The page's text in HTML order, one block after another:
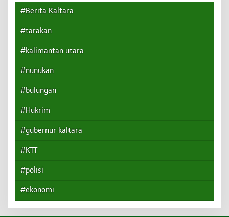
#Berita Kaltara
#tarakan
#kalimantan utara
#nunukan
#bulungan
#Hukrim
#gubernur kaltara
#KTT
#polisi
#ekonomi